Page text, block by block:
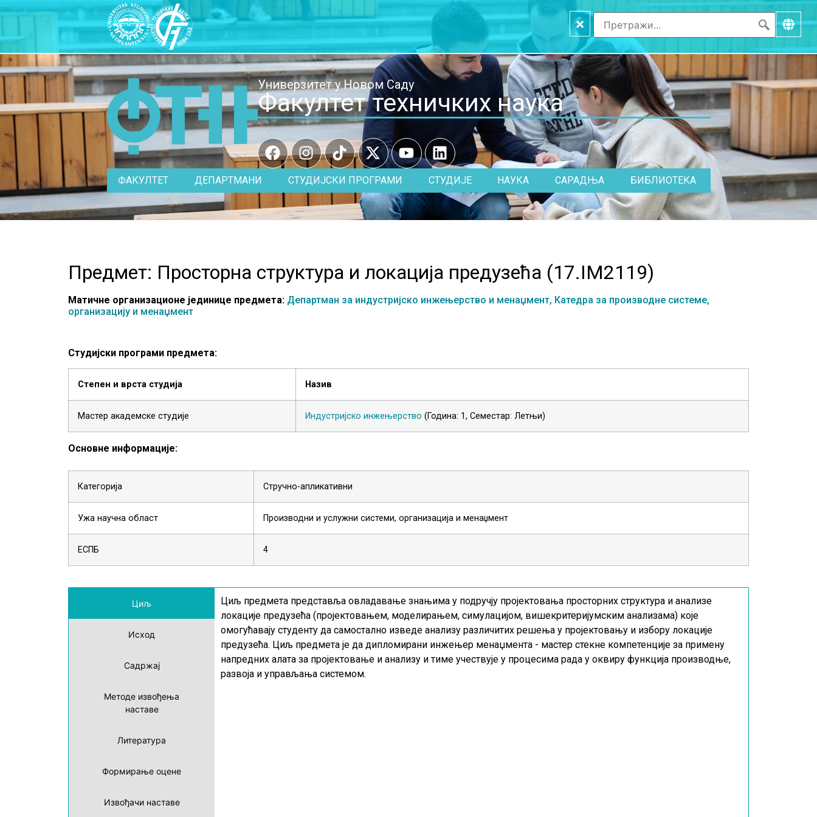
×
Универзитет у Новом Саду
Факултет техничких наука
ФАКУЛТЕТ ДЕПАРТМАНИ СТУДИЈСКИ ПРОГРАМИ СТУДИЈЕ НАУКА САРАДЊА БИБЛИОТЕКА
Предмет: Просторна структура и локација предузећа (17.IM2119)
Матичне организационе јединице предмета: Департман за индустријско инжењерство и менаџмент, Катедра за производне системе,
организацију и менаџмент
Студијски програми предмета:
Степен и врста студија Назив
Мастер академске студије Индустријско инжењерство (Година: 1, Семестар: Летњи)
Основне информације:
Категорија Стручно-апликативни
Ужа научна област Производни и услужни системи, организација и менаџмент
ЕСПБ 4
Циљ
Исход
Садржај
Методе извођења
наставе
Литература
Формирање оцене
Извођачи наставе
Циљ предмета представља овладавање знањима у подручју пројектовања просторних структура и анализе
локације предузећа (пројектовањем, моделирањем, симулацијом, вишекритеријумским анализама) које
омогућавају студенту да самостално изведе анализу различитих решења у пројектовању и избору локације
предузећа. Циљ предмета је да дипломирани инжењер менаџмента - мастер стекне компетенције за примену
напредних алата за пројектовање и анализу и тиме учествује у процесима рада у оквиру функција производње,
развоја и управљања системом.